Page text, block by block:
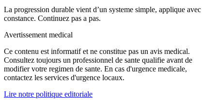
La progression durable vient d’un systeme simple, applique avec
constance. Continuez pas a pas.
Avertissement medical
Ce contenu est informatif et ne constitue pas un avis medical.
Consultez toujours un professionnel de sante qualifie avant de
modifier votre regimen de sante. En cas d'urgence medicale,
contactez les services d'urgence locaux.
Lire notre politique editoriale